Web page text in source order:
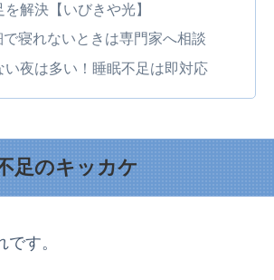
解決【いびきや光】
寝れないときは専門家へ相談
い夜は多い！睡眠不足は即対応
足のキッカケ
す。